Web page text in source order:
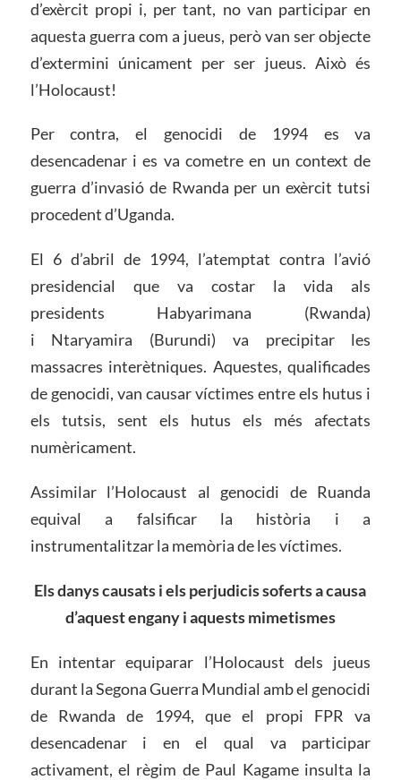
d’exèrcit propi i, per tant, no van participar en
aquesta guerra com a jueus, però van ser objecte
d’extermini únicament per ser jueus. Això és
l’Holocaust!
Per contra, el genocidi de 1994 es va
desencadenar i es va cometre en un context de
guerra d’invasió de Rwanda per un exèrcit tutsi
procedent d’Uganda.
El 6 d’abril de 1994, l’atemptat contra l’avió
presidencial que va costar la vida als
presidents Habyarimana (Rwanda)
i Ntaryamira (Burundi) va precipitar les
massacres interètniques. Aquestes, qualificades
de genocidi, van causar víctimes entre els hutus i
els tutsis, sent els hutus els més afectats
numèricament.
Assimilar l’Holocaust al genocidi de Ruanda
equival a falsificar la història i a
instrumentalitzar la memòria de les víctimes.
Els danys causats i els perjudicis soferts a causa
d’aquest engany i aquests mimetismes
En intentar equiparar l’Holocaust dels jueus
durant la Segona Guerra Mundial amb el genocidi
de Rwanda de 1994, que el propi FPR va
desencadenar i en el qual va participar
activament, el règim de Paul Kagame insulta la